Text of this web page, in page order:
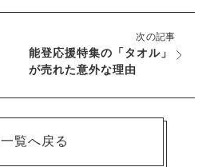
次の記事
能登応援特集の「タオル」
が売れた意外な理由
一覧へ戻る